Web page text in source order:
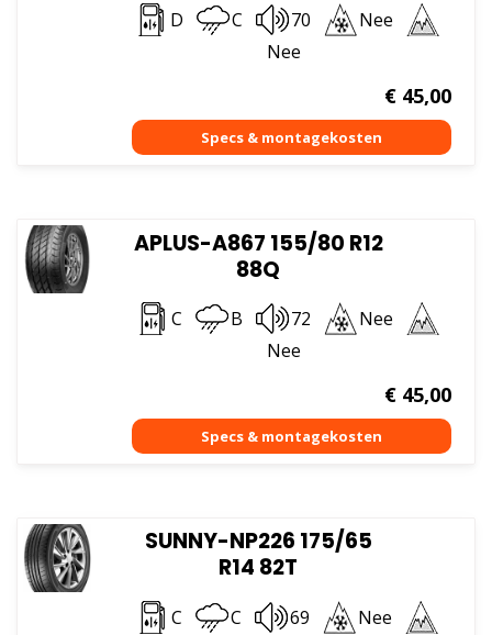
D C 70
Nee
Nee
€45,00
APLUS-A867 155/80 R12
88Q
C B 72
Nee
Nee
€45,00
SUNNY-NP226 175/65
R14 82T
C C 69
Nee